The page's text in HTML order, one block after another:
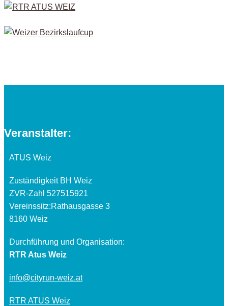
Veranstalter:
ATUS Weiz
Zuständigkeit BH Weiz
ZVR-Zahl 527515921
Vereinssitz:Rathausgasse 3
8160 Weiz
Durchführung und Organisation:
RTR Atus Weiz
info@cityrun-weiz.at
RTR ATUS Weiz